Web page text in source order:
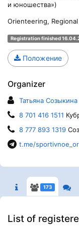
и юношества»)
Orienteering, Regional
Registration finished
Положение
Organizer
Татьяна Созыкина
8 701 416 1511
8 777 893 1319
t.me/
173
List of